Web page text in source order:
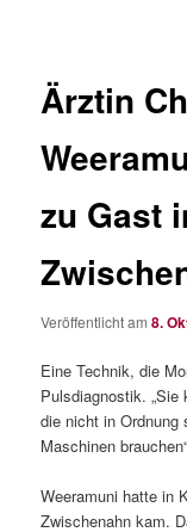
Ärztin
zu Gast
Veröffentlicht am8.
Eine Technik, die
Pulsdiagnostik. „Sie
die nicht in Ordnung
Maschinen
Weeramuni hatte in
Zwischenahn kam.